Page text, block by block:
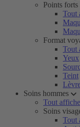
Points forts
Tout
Format
Tout
Yeux
Teint
Soins hommes
Tout
Soins
Tout